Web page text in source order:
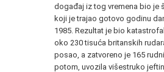
događaj iz tog vremena bio je
koji je trajao gotovo godinu
1985. Rezultat je bio
oko 230 tisuća britanskih
posao, a zatvoreno je 165
potom, uvozila višestruko